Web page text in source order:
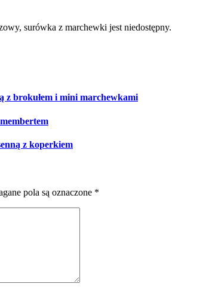
surówka z marchewki jest niedostępny.
z brokułem i mini marchewkami
z koperkiem
pola są oznaczone *